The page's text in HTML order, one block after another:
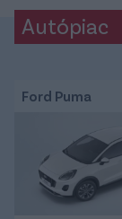
Autópiac
Ford Puma